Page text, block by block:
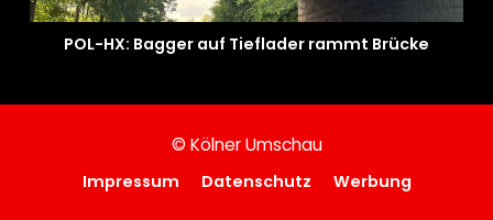
POL-HX: Bagger auf Tieflader rammt Brücke
© Kölner Umschau
Impressum Datenschutz Werbung